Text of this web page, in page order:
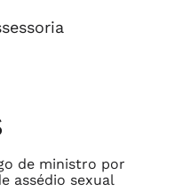
de ministro por
assédio sexual